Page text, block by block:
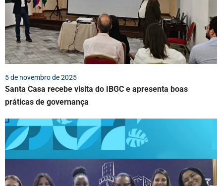
5 de novembro de 2025
Santa Casa recebe visita do IBGC e apresenta boas
práticas de governança